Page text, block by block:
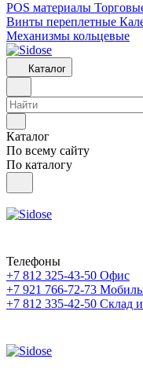
POS материалы
Винты переплетные
Механизмы кольцевые
Каталог
Каталог
По всему сайту
По каталогу
Телефоны
+7 812 325-43-50 Офис
+7 921 766-72-73
+7 812 335-42-50 Склад